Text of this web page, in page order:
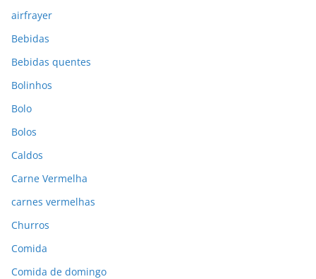
airfrayer
Bebidas
Bebidas quentes
Bolinhos
Bolo
Bolos
Caldos
Carne Vermelha
carnes vermelhas
Churros
Comida
Comida de domingo